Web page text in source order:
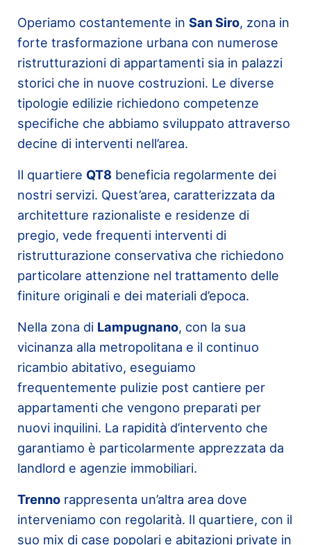
Operiamo costantemente in San Siro, zona in
forte trasformazione urbana con numerose
ristrutturazioni di appartamenti sia in palazzi
storici che in nuove costruzioni. Le diverse
tipologie edilizie richiedono competenze
specifiche che abbiamo sviluppato attraverso
decine di interventi nell’area.
Il quartiere QT8 beneficia regolarmente dei
nostri servizi. Quest’area, caratterizzata da
architetture razionaliste e residenze di
pregio, vede frequenti interventi di
ristrutturazione conservativa che richiedono
particolare attenzione nel trattamento delle
finiture originali e dei materiali d’epoca.
Nella zona di Lampugnano, con la sua
vicinanza alla metropolitana e il continuo
ricambio abitativo, eseguiamo
frequentemente pulizie post cantiere per
appartamenti che vengono preparati per
nuovi inquilini. La rapidità d’intervento che
garantiamo è particolarmente apprezzata da
landlord e agenzie immobiliari.
Trenno rappresenta un’altra area dove
interveniamo con regolarità. Il quartiere, con il
suo mix di case popolari e abitazioni private in